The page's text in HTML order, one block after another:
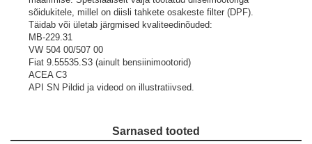
sõidukitele, millel on diisli tahkete osakeste filter (DPF).
Täidab või ületab järgmised kvaliteedinõuded:
MB-229.31
VW 504 00/507 00
Fiat 9.55535.S3 (ainult bensiinimootorid)
ACEA C3
API SN Pildid ja videod on illustratiivsed.
Sarnased tooted